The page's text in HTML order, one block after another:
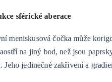
sférické aberace
meniskusová čočka může
na jiný bod, než jsou
Jeho jedinečné zakřivení a